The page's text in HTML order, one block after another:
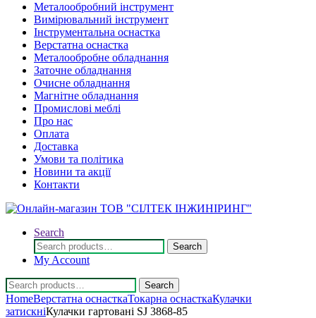
Металообробний інструмент
Вимірювальний інструмент
Інструментальна оснастка
Верстатна оснастка
Металообробне обладнання
Заточне обладнання
Очисне обладнання
Магнітне обладнання
Промислові меблі
Про нас
Оплата
Доставка
Умови та політика
Новини та акції
Контакти
Search
Search
for:
Search
My Account
Search
for:
Search
HomeВерстатна оснасткаТокарна оснасткаКулачки
затискніКулачки гартовані SJ 3868-85